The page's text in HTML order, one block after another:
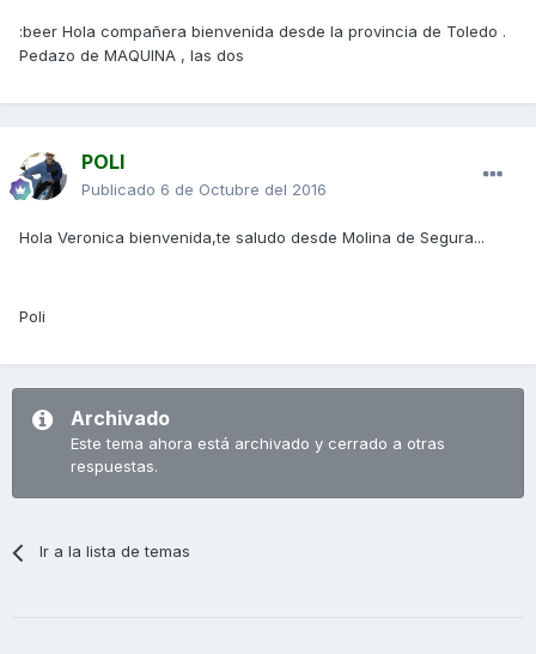
:beer Hola compañera bienvenida desde la provincia de Toledo .
Pedazo de MAQUINA , las dos
POLI
Publicado 6 de Octubre del 2016
Hola Veronica bienvenida,te saludo desde Molina de Segura...
Poli
Archivado
Este tema ahora está archivado y cerrado a otras
respuestas.
Ir a la lista de temas